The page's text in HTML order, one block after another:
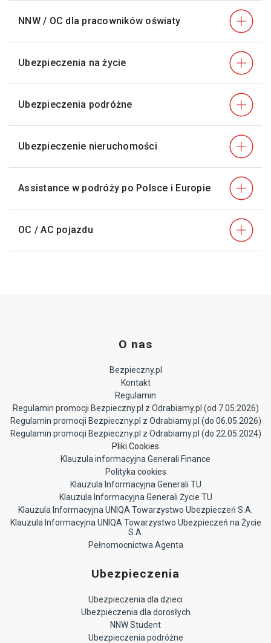
NNW / OC dla pracowników oświaty
Ubezpieczenia na życie
Ubezpieczenia podróżne
Ubezpieczenie nieruchomości
Assistance w podróży po Polsce i Europie
OC / AC pojazdu
O nas
Bezpieczny.pl
Kontakt
Regulamin
Regulamin promocji Bezpieczny.pl z Odrabiamy.pl (od 7.05.2026)
Regulamin promocji Bezpieczny.pl z Odrabiamy.pl (do 06.05.2026)
Regulamin promocji Bezpieczny.pl z Odrabiamy.pl (do 22.05.2024)
Pliki Cookies
Klauzula informacyjna Generali Finance
Polityka cookies
Klauzula Informacyjna Generali TU
Klauzula Informacyjna Generali Życie TU
Klauzula Informacyjna UNIQA Towarzystwo Ubezpieczeń S.A.
Klauzula Informacyjna UNIQA Towarzystwo Ubezpieczeń na Życie
S.A.
Pełnomocnictwa Agenta
Ubezpieczenia
Ubezpieczenia dla dzieci
Ubezpieczenia dla dorosłych
NNW Student
Ubezpieczenia podróżne